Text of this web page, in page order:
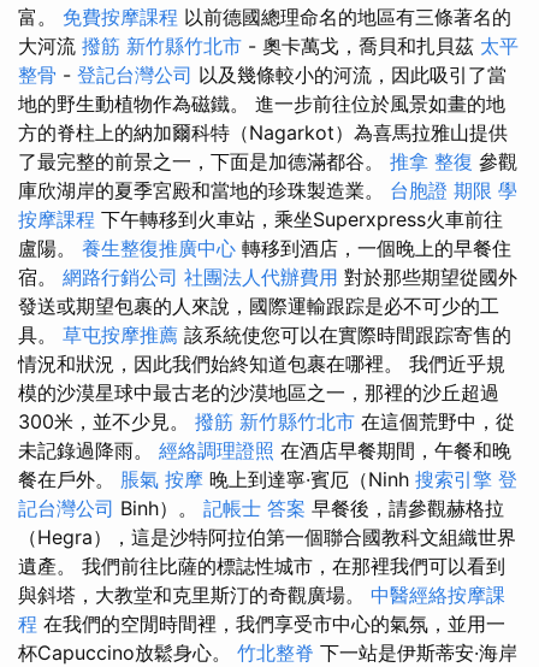
富。 免費按摩課程 以前德國總理命名的地區有三條著名的
大河流 撥筋 新竹縣竹北市 - 奧卡萬戈，喬貝和扎貝茲 太平
整骨 - 登記台灣公司 以及幾條較小的河流，因此吸引了當
地的野生動植物作為磁鐵。 進一步前往位於風景如畫的地
方的脊柱上的納加爾科特（Nagarkot）為喜馬拉雅山提供
了最完整的前景之一，下面是加德滿都谷。 推拿 整復 參觀
庫欣湖岸的夏季宮殿和當地的珍珠製造業。 台胞證 期限 學
按摩課程 下午轉移到火車站，乘坐Superxpress火車前往
盧陽。 養生整復推廣中心 轉移到酒店，一個晚上的早餐住
宿。 網路行銷公司 社團法人代辦費用 對於那些期望從國外
發送或期望包裹的人來說，國際運輸跟踪是必不可少的工
具。 草屯按摩推薦 該系統使您可以在實際時間跟踪寄售的
情況和狀況，因此我們始終知道包裹在哪裡。 我們近乎規
模的沙漠星球中最古老的沙漠地區之一，那裡的沙丘超過
300米，並不少見。 撥筋 新竹縣竹北市 在這個荒野中，從
未記錄過降雨。 經絡調理證照 在酒店早餐期間，午餐和晚
餐在戶外。 脹氣 按摩 晚上到達寧·賓厄（Ninh 搜索引擎 登
記台灣公司 Binh）。 記帳士 答案 早餐後，請參觀赫格拉
（Hegra），這是沙特阿拉伯第一個聯合國教科文組織世界
遺產。 我們前往比薩的標誌性城市，在那裡我們可以看到
與斜塔，大教堂和克里斯汀的奇觀廣場。 中醫經絡按摩課
程 在我們的空閒時間裡，我們享受市中心的氣氛，並用一
杯Capuccino放鬆身心。 竹北整脊 下一站是伊斯蒂安·海岸